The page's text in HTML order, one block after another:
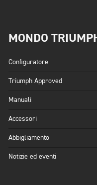
MONDO
Configuratore
Triumph Approved
Manuali
Accessori
Abbigliamento
Notizie ed eventi